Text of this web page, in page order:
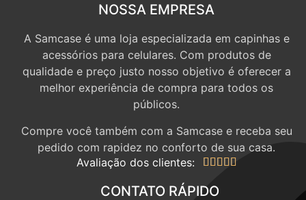
NOSSA EMPRESA
A Samcase é uma loja especializada em capinhas e
acessórios para celulares. Com produtos de
qualidade e preço justo nosso objetivo é oferecer a
melhor experiência de compra para todos os
públicos.
Compre você também com a Samcase e receba seu
pedido com rapidez no conforto de sua casa.
Avaliação dos clientes:
    
CONTATO RÁPIDO